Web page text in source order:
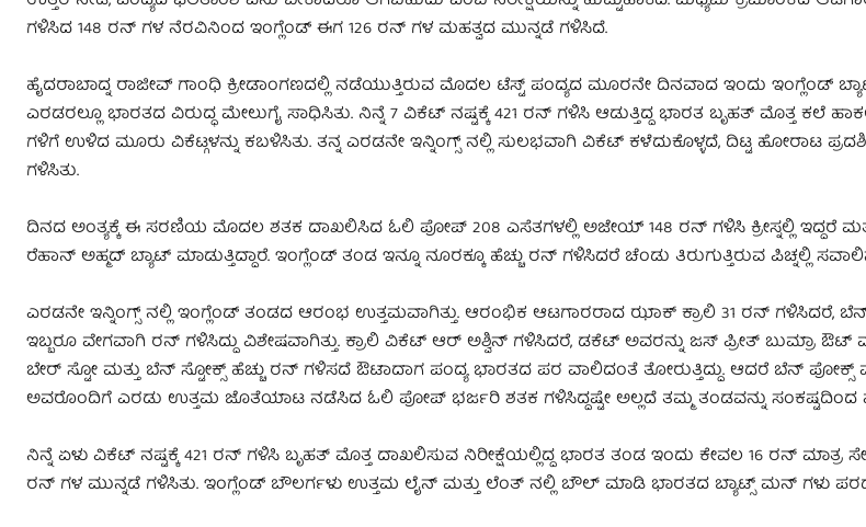
ಗಳಿಸಿದ 148 ರನ್ ಗಳ ನೆರವಿನಿಂದ ಇಂಗ್ಲೆಂಡ್ ಈಗ 126 ರನ್ ಗಳ ಮಹತ್ವದ ಮುನ್ನಡೆ ಗಳಿಸಿದೆ.
ಹೈದರಾಬಾದ್ನ ರಾಜೀವ್ ಗಾಂಧಿ ಕ್ರೀಡಾಂಗಣದಲ್ಲಿ ನಡೆಯುತ್ತಿರುವ ಮೊದಲ ಟೆಸ್ಟ್ ಪಂದ್ಯದ ಮೂರನೇ ದಿನವಾದ ಇಂದು ಇಂಗ್ಲೆಂಡ್
ಎರಡರಲ್ಲೂ ಭಾರತದ ವಿರುದ್ಧ ಮೇಲುಗೈ ಸಾಧಿಸಿತು. ನಿನ್ನೆ 7 ವಿಕೆಟ್ ನಷ್ಟಕ್ಕೆ 421 ರನ್ ಗಳಿಸಿ ಆಡುತ್ತಿದ್ದ ಭಾರತ ಬೃಹತ್ ಮೊತ್ತ ಕಲೆ
ಗಳಿಗೆ ಉಳಿದ ಮೂರು ವಿಕೆಟ್ಗಳನ್ನು ಕಬಳಿಸಿತು. ತನ್ನ ಎರಡನೇ ಇನ್ನಿಂಗ್ಸ್ ನಲ್ಲಿ ಸುಲಭವಾಗಿ ವಿಕೆಟ್ ಕಳೆದುಕೊಳ್ಳದೆ, ದಿಟ್ಟ ಹೋರಾಟ
ಗಳಿಸಿತು.
ದಿನದ ಅಂತ್ಯಕ್ಕೆ ಈ ಸರಣಿಯ ಮೊದಲ ಶತಕ ದಾಖಲಿಸಿದ ಓಲಿ ಪೋಪ್ 208 ಎಸೆತಗಳಲ್ಲಿ ಅಜೇಯ್ 148 ರನ್ ಗಳಿಸಿ ಕ್ರೀಸ್ನಲ್ಲಿ ಇದ್ದರೆ
ರೆಹಾನ್ ಅಹ್ಮದ್ ಬ್ಯಾಟ್ ಮಾಡುತ್ತಿದ್ದಾರೆ. ಇಂಗ್ಲೆಂಡ್ ತಂಡ ಇನ್ನೂ ನೂರಕ್ಕೂ ಹೆಚ್ಚು ರನ್ ಗಳಿಸಿದರೆ ಚೆಂಡು ತಿರುಗುತ್ತಿರುವ ಪಿಚ್ನಲ್ಲಿ
ಎರಡನೇ ಇನ್ನಿಂಗ್ಸ್ ನಲ್ಲಿ ಇಂಗ್ಲೆಂಡ್ ತಂಡದ ಆರಂಭ ಉತ್ತಮವಾಗಿತ್ತು. ಆರಂಭಿಕ ಆಟಗಾರರಾದ ಝಾಕ್ ಕ್ರಾಲಿ 31 ರನ್ ಗಳಿಸಿದರೆ,
ಇಬ್ಬರೂ ವೇಗವಾಗಿ ರನ್ ಗಳಿಸಿದ್ದು ವಿಶೇಷವಾಗಿತ್ತು. ಕ್ರಾಲಿ ವಿಕೆಟ್ ಆರ್ ಅಶ್ವಿನ್ ಗಳಿಸಿದರೆ, ಡಕೆಟ್ ಅವರನ್ನು ಜಸ್ ಪ್ರೀತ್ ಬುಮ್ರಾ
ಬೇರ್ ಸ್ಟೋ ಮತ್ತು ಬೆನ್ ಸ್ಟೋಕ್ಸ್ ಹೆಚ್ಚು ರನ್ ಗಳಿಸದೆ ಔಟಾದಾಗ ಪಂದ್ಯ ಭಾರತದ ಪರ ವಾಲಿದಂತೆ ತೋರುತ್ತಿದ್ದು. ಆದರೆ ಬೆನ್ ಪೋಕ್ಸ್
ಅವರೊಂದಿಗೆ ಎರಡು ಉತ್ತಮ ಜೊತೆಯಾಟ ನಡೆಸಿದ ಓಲಿ ಪೋಪ್ ಭರ್ಜರಿ ಶತಕ ಗಳಿಸಿದ್ದಷ್ಟೇ ಅಲ್ಲದೆ ತಮ್ಮ ತಂಡವನ್ನು ಸಂಕಷ್ಟದಿಂದ
ನಿನ್ನೆ ಏಳು ವಿಕೆಟ್ ನಷ್ಟಕ್ಕೆ 421 ರನ್ ಗಳಿಸಿ ಬೃಹತ್ ಮೊತ್ತ ದಾಖಲಿಸುವ ನಿರೀಕ್ಷೆಯಲ್ಲಿದ್ದ ಭಾರತ ತಂಡ ಇಂದು ಕೇವಲ 16 ರನ್ ಮಾತ್ರ
ರನ್ ಗಳ ಮುನ್ನಡೆ ಗಳಿಸಿತು. ಇಂಗ್ಲೆಂಡ್ ಬೌಲರ್ಗಳು ಉತ್ತಮ ಲೈನ್ ಮತ್ತು ಲೆಂತ್ ನಲ್ಲಿ ಬೌಲ್ ಮಾಡಿ ಭಾರತದ ಬ್ಯಾಟ್ಸ್ ಮನ್ ಗಳು